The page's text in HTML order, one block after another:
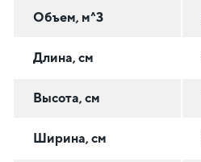
Объем, м^3
Длина, см
Высота, см
Ширина, см